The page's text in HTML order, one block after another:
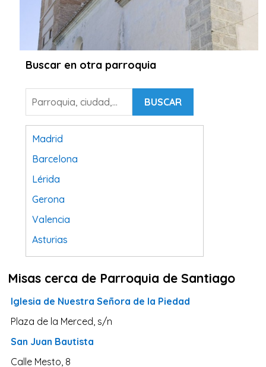
Buscar en otra parroquia
BUSCAR
Madrid
Barcelona
Lérida
Gerona
Valencia
Asturias
Tarragona
Navarra
Valladolid
Sevilla
La Coruña
Santa Cruz de Tenerife
Misas cerca de Parroquia de Santiago
Iglesia de Nuestra Señora de la Piedad
Plaza de la Merced, s/n
San Juan Bautista
Calle Mesto, 8